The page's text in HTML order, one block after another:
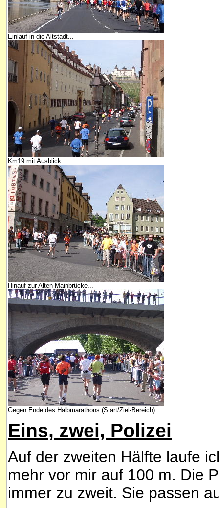
Einlauf in die Altstadt...
Km19 mit Ausblick
Hinauf zur Alten Mainbrücke...
Gegen Ende des Halbmarathons (Start/Ziel-Bereich)
Eins, zwei, Polizei
Auf der zweiten Hälfte laufe
mehr vor mir auf 100 m. Die
immer zu zweit. Sie passen